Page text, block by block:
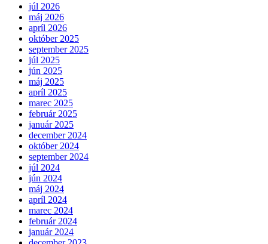
júl 2026
máj 2026
apríl 2026
október 2025
september 2025
júl 2025
jún 2025
máj 2025
apríl 2025
marec 2025
február 2025
január 2025
december 2024
október 2024
september 2024
júl 2024
jún 2024
máj 2024
apríl 2024
marec 2024
február 2024
január 2024